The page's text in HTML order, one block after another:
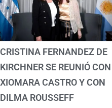
CRISTINA FERNANDEZ DE
KIRCHNER SE REUNIÓ CON
XIOMARA CASTRO Y CON
DILMA ROUSSEFF